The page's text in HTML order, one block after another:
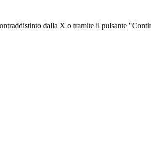
dalla X o tramite il pulsante